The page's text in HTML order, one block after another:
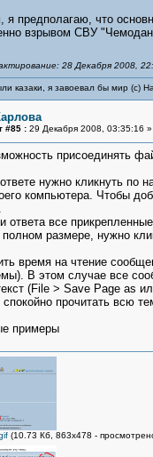
я предполагаю, что
взрывом СВУ
28 Декабря 2008,
казаки, я завоевал бы мир (с)
#85 :29 Декабря 2008, 03:35:16 »
присоединять
нужно кликнуть по
компьютера. Чтобы
ответа все
полном размере, нужно
время на чтение
В этом случае все
(File > Save Page as
спокойно прочитать всю
примеры
(10.73 Кб, 863x478 -